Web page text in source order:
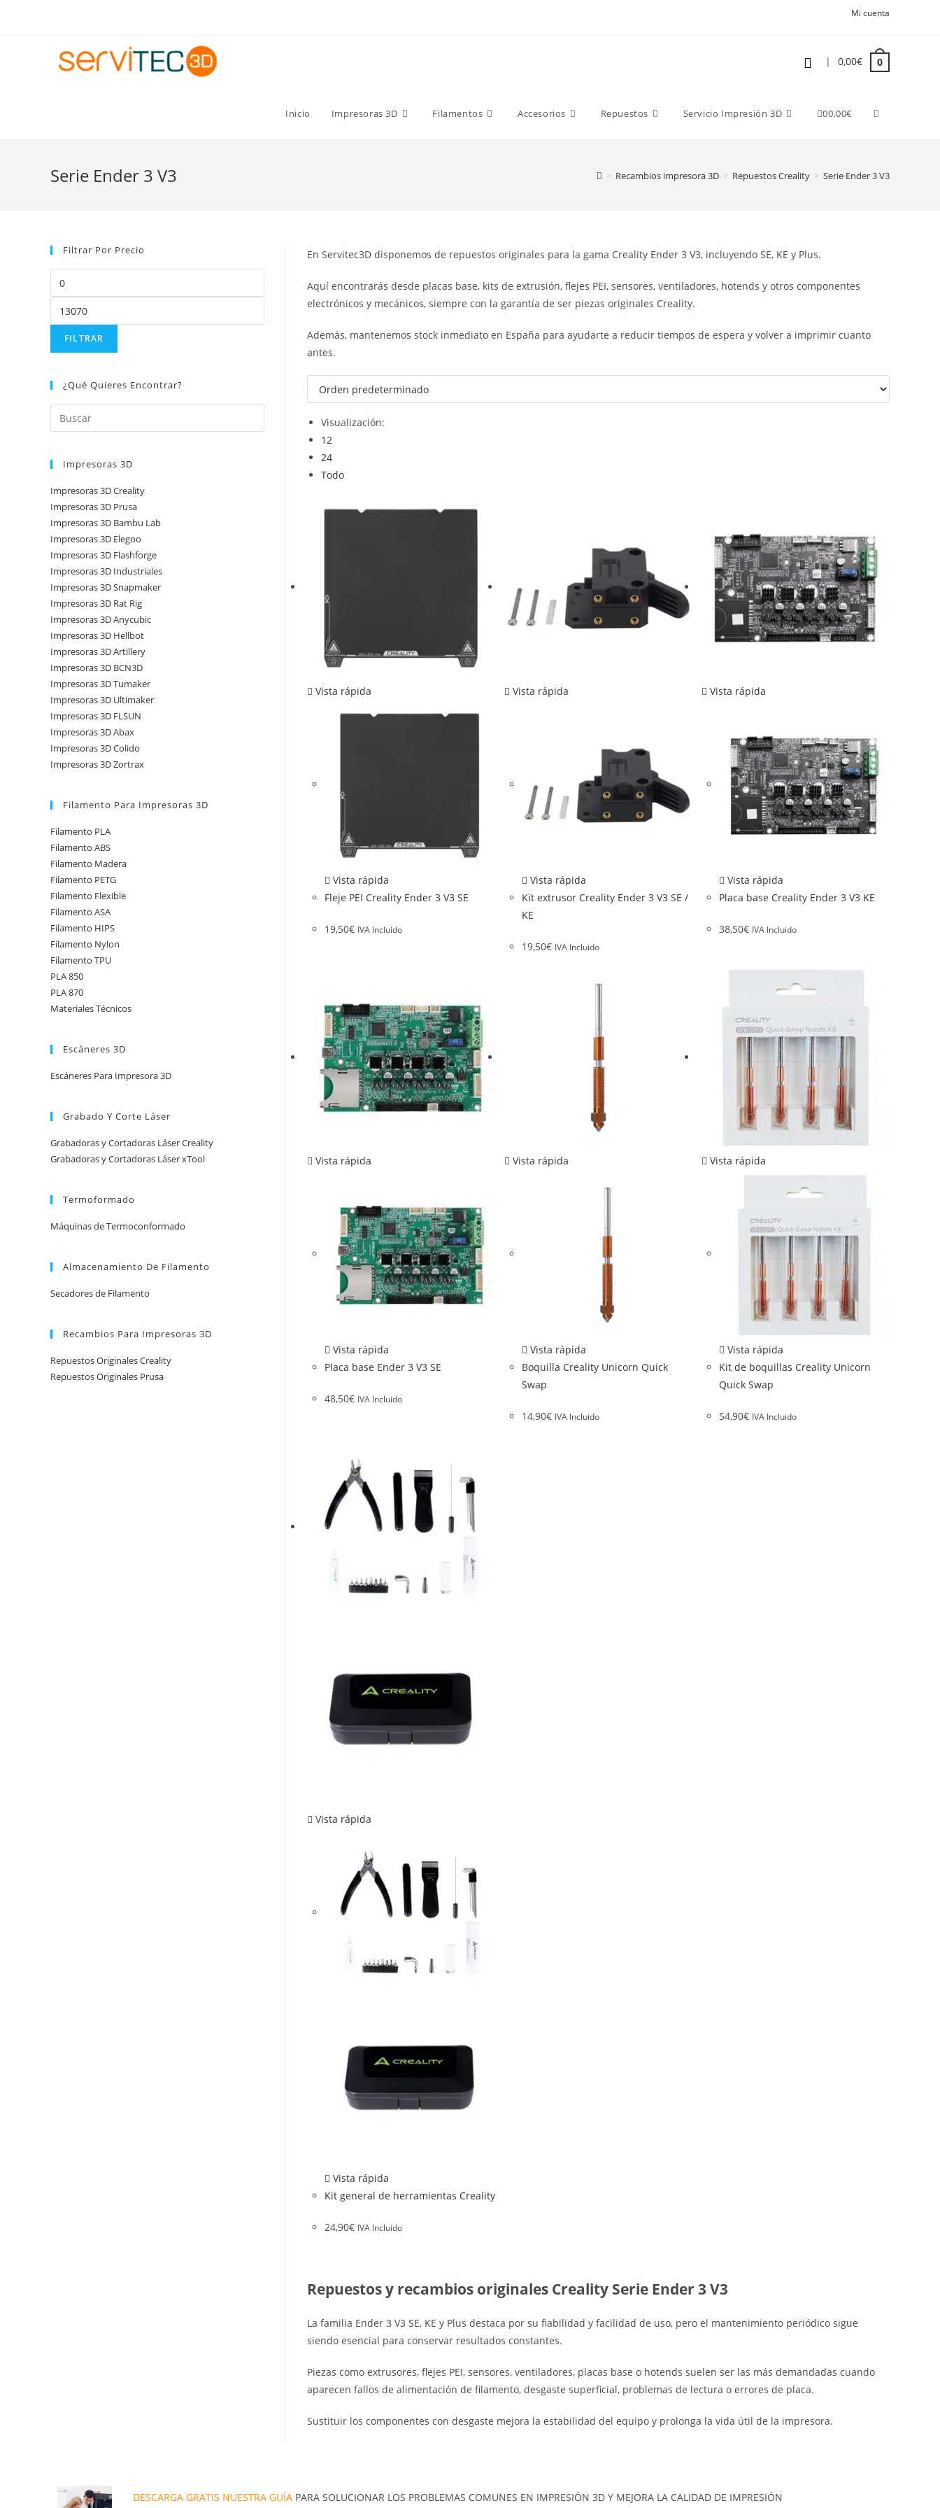
Mi cuenta
| 0,00€ 0
Inicio Impresoras 3D Filamentos Accesorios Repuestos Servicio Impresión 3D 00,00€
Serie Ender 3 V3 > Recambios impresora 3D > Repuestos Creality > Serie Ender 3 V3
En Servitec3D disponemos de repuestos originales para la gama Creality Ender 3 V3, incluyendo SE, KE y Plus.
Aquí encontrarás desde placas base, kits de extrusión, flejes PEI, sensores, ventiladores, hotends y otros componentes
electrónicos y mecánicos, siempre con la garantía de ser piezas originales Creality.
Además, mantenemos stock inmediato en España para ayudarte a reducir tiempos de espera y volver a imprimir cuanto
antes.
Visualización:
12
24
Todo
Vista rápida
Vista rápida
Fleje PEI Creality Ender 3 V3 SE
19,50€ IVA Incluido
Vista rápida
Vista rápida
Kit extrusor Creality Ender 3 V3 SE /
KE
19,50€ IVA Incluido
Vista rápida
Vista rápida
Placa base Creality Ender 3 V3 KE
38,50€ IVA Incluido
Vista rápida
Vista rápida
Placa base Ender 3 V3 SE
48,50€ IVA Incluido
Vista rápida
Vista rápida
Boquilla Creality Unicorn Quick
Swap
14,90€ IVA Incluido
Vista rápida
Vista rápida
Kit de boquillas Creality Unicorn
Quick Swap
54,90€ IVA Incluido
Vista rápida
Vista rápida
Kit general de herramientas Creality
24,90€ IVA Incluido
Repuestos y recambios originales Creality Serie Ender 3 V3
La familia Ender 3 V3 SE, KE y Plus destaca por su fiabilidad y facilidad de uso, pero el mantenimiento periódico sigue
siendo esencial para conservar resultados constantes.
Piezas como extrusores, flejes PEI, sensores, ventiladores, placas base o hotends suelen ser las más demandadas cuando
aparecen fallos de alimentación de filamento, desgaste superficial, problemas de lectura o errores de placa.
Sustituir los componentes con desgaste mejora la estabilidad del equipo y prolonga la vida útil de la impresora.
Filtrar Por Precio
FILTRAR
¿Qué Quieres Encontrar?
Impresoras 3D
Impresoras 3D Creality
Impresoras 3D Prusa
Impresoras 3D Bambu Lab
Impresoras 3D Elegoo
Impresoras 3D Flashforge
Impresoras 3D Industriales
Impresoras 3D Snapmaker
Impresoras 3D Rat Rig
Impresoras 3D Anycubic
Impresoras 3D Hellbot
Impresoras 3D Artillery
Impresoras 3D BCN3D
Impresoras 3D Tumaker
Impresoras 3D Ultimaker
Impresoras 3D FLSUN
Impresoras 3D Abax
Impresoras 3D Colido
Impresoras 3D Zortrax
Filamento Para Impresoras 3D
Filamento PLA
Filamento ABS
Filamento Madera
Filamento PETG
Filamento Flexible
Filamento ASA
Filamento HIPS
Filamento Nylon
Filamento TPU
PLA 850
PLA 870
Materiales Técnicos
Escáneres 3D
Escáneres Para Impresora 3D
Grabado Y Corte Láser
Grabadoras y Cortadoras Láser Creality
Grabadoras y Cortadoras Láser xTool
Termoformado
Máquinas de Termoconformado
Almacenamiento De Filamento
Secadores de Filamento
Recambios Para Impresoras 3D
Repuestos Originales Creality
Repuestos Originales Prusa
DESCARGA GRATIS NUESTRA GUÍA PARA SOLUCIONAR LOS PROBLEMAS COMUNES EN IMPRESIÓN 3D Y MEJORA LA CALIDAD DE IMPRESIÓN